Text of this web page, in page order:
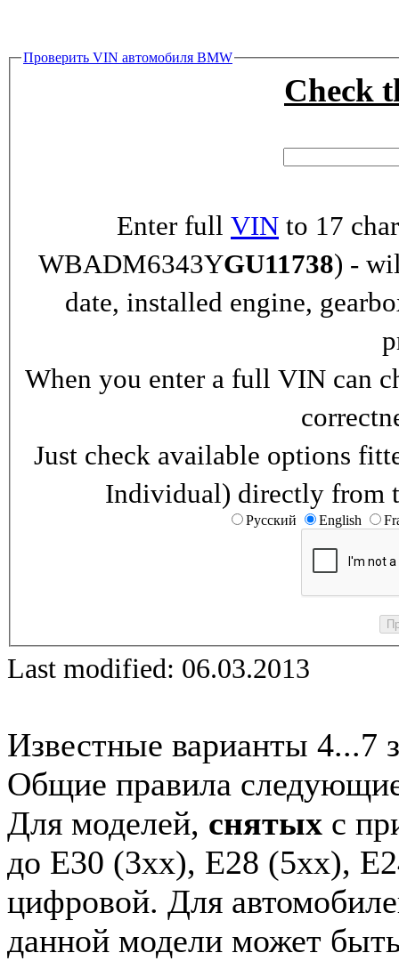
Проверить VIN автомобиля BMW
Check
Enter full VIN to 17
WBADM6343YGU11738) -
date, installed engine,
When you enter a full VIN can
Just check available options
Individual) directly from
Русский English
Last modified: 06.03.2013
Известные варианты 4...7
Общие правила
Для моделей, снятых с
до E30 (3xx), E28 (5xx),
цифровой. Для
данной модели может